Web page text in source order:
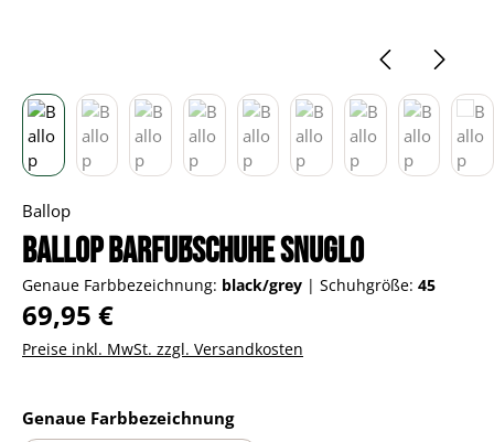
Ballop
Ballop Barfußschuhe Snuglo
Genaue Farbbezeichnung: black/grey | Schuhgröße: 45
Regulärer Preis:
69,95 €
Preise inkl. MwSt. zzgl. Versandkosten
Genaue Farbbezeichnungauswählen